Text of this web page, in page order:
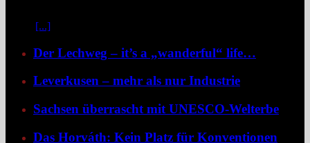
[...]
Der Lechweg – it’s a „wanderful“ life…
Leverkusen – mehr als nur Industrie
Sachsen überrascht mit UNESCO-Welterbe
Das Horváth: Kein Platz für Konventionen